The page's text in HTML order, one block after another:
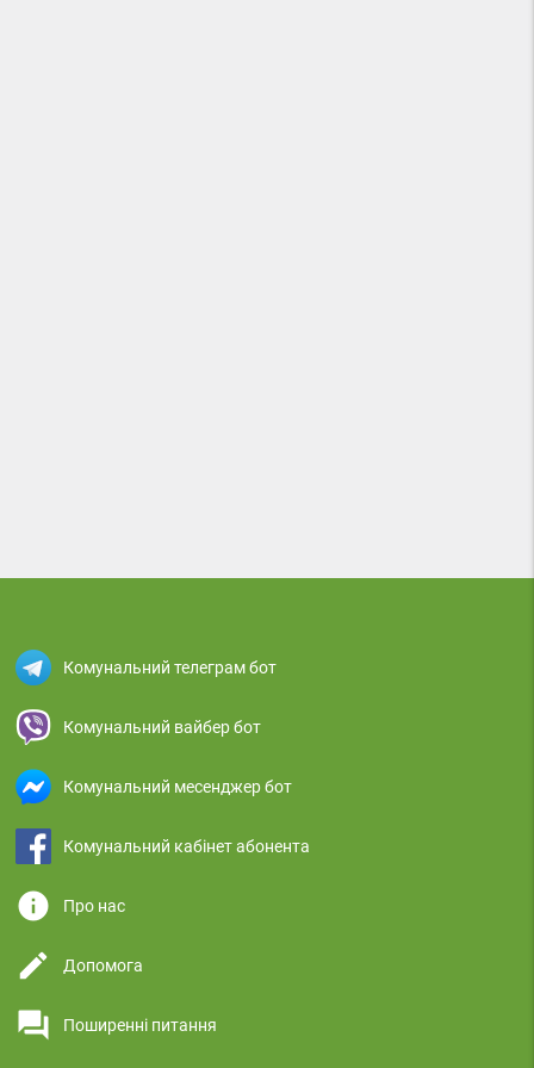
Комунальний телеграм бот
Комунальний вайбер бот
Комунальний месенджер бот
Комунальний кабінет абонента
info Про нас
edit Допомога
question_answer Поширенні питання